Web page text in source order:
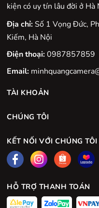
kiện có uy tín lâu đời ở Hà
Địa chỉ:Số 1 Vọng Đức,
Kiếm, Hà Nội
Điện thoại:0987857859
Email:
TÀI KHOẢN
CHÚNG TÔI
KẾT NỐI VỚI CHÚNG TÔI
HỖ TRỢ THANH TOÁN